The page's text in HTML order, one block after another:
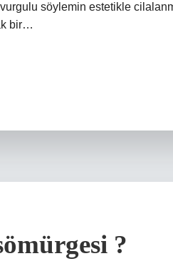
söylemin estetikle
bir…
?